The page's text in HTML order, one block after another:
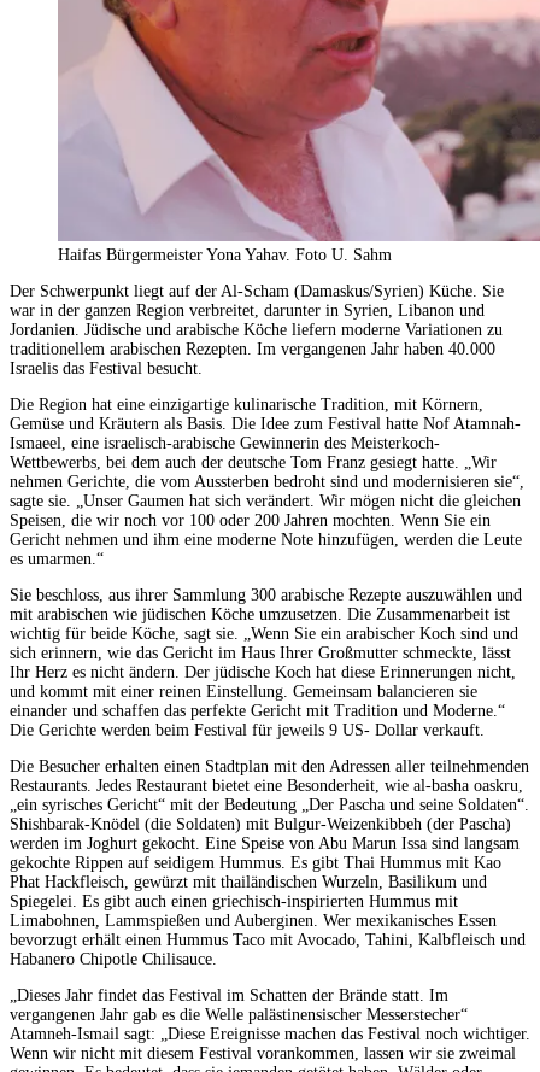
Haifas Bürgermeister Yona Yahav. Foto U. Sahm
Der Schwerpunkt liegt auf der Al-Scham (Damaskus/Syrien) Küche. Sie
war in der ganzen Region verbreitet, darunter in Syrien, Libanon und
Jordanien. Jüdische und arabische Köche liefern moderne Variationen zu
traditionellem arabischen Rezepten. Im vergangenen Jahr haben 40.000
Israelis das Festival besucht.
Die Region hat eine einzigartige kulinarische Tradition, mit Körnern,
Gemüse und Kräutern als Basis. Die Idee zum Festival hatte Nof Atamnah-
Ismaeel, eine israelisch-arabische Gewinnerin des Meisterkoch-
Wettbewerbs, bei dem auch der deutsche Tom Franz gesiegt hatte. „Wir
nehmen Gerichte, die vom Aussterben bedroht sind und modernisieren sie“,
sagte sie. „Unser Gaumen hat sich verändert. Wir mögen nicht die gleichen
Speisen, die wir noch vor 100 oder 200 Jahren mochten. Wenn Sie ein
Gericht nehmen und ihm eine moderne Note hinzufügen, werden die Leute
es umarmen.“
Sie beschloss, aus ihrer Sammlung 300 arabische Rezepte auszuwählen und
mit arabischen wie jüdischen Köche umzusetzen. Die Zusammenarbeit ist
wichtig für beide Köche, sagt sie. „Wenn Sie ein arabischer Koch sind und
sich erinnern, wie das Gericht im Haus Ihrer Großmutter schmeckte, lässt
Ihr Herz es nicht ändern. Der jüdische Koch hat diese Erinnerungen nicht,
und kommt mit einer reinen Einstellung. Gemeinsam balancieren sie
einander und schaffen das perfekte Gericht mit Tradition und Moderne.“
Die Gerichte werden beim Festival für jeweils 9 US- Dollar verkauft.
Die Besucher erhalten einen Stadtplan mit den Adressen aller teilnehmenden
Restaurants. Jedes Restaurant bietet eine Besonderheit, wie al-basha oaskru,
„ein syrisches Gericht“ mit der Bedeutung „Der Pascha und seine Soldaten“.
Shishbarak-Knödel (die Soldaten) mit Bulgur-Weizenkibbeh (der Pascha)
werden im Joghurt gekocht. Eine Speise von Abu Marun Issa sind langsam
gekochte Rippen auf seidigem Hummus. Es gibt Thai Hummus mit Kao
Phat Hackfleisch, gewürzt mit thailändischen Wurzeln, Basilikum und
Spiegelei. Es gibt auch einen griechisch-inspirierten Hummus mit
Limabohnen, Lammspießen und Auberginen. Wer mexikanisches Essen
bevorzugt erhält einen Hummus Taco mit Avocado, Tahini, Kalbfleisch und
Habanero Chipotle Chilisauce.
„Dieses Jahr findet das Festival im Schatten der Brände statt. Im
vergangenen Jahr gab es die Welle palästinensischer Messerstecher“
Atamneh-Ismail sagt: „Diese Ereignisse machen das Festival noch wichtiger.
Wenn wir nicht mit diesem Festival vorankommen, lassen wir sie zweimal